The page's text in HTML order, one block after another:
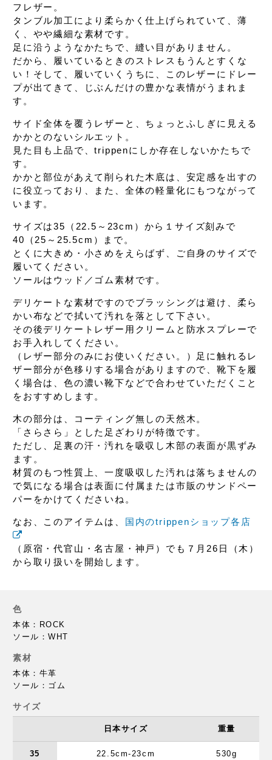
フレザー。
タンブル加工により柔らかく仕上げられていて、 薄
く、やや繊細な素材です。
足に沿うようなかたちで、縫い目がありません。
だから、履いているときのストレスもうんとすくな
い！ そして、履いていくうちに、
このレザーにドレー
プが出てきて、
じぶんだけの豊かな表情がうまれま
す。
サイド全体を覆うレザーと、 ちょっとふしぎに見える
かかとのないシルエット。
見た目も上品で、trippenにしか存在しないかたちで
す。
かかと部位があえて削られた木底は、 安定感を出すの
に役立っており、
また、全体の軽量化にもつながって
います。
サイズは35（22.5～23cm）から １サイズ刻みで
40（25～25.5cm）まで。
とくに大きめ・小さめをえらばず、
ご自身のサイズで
履いてください。
ソールはウッド／ゴム素材です。
デリケートな素材ですのでブラッシングは避け、 柔ら
かい布などで拭いて汚れを落として下さい。
その後デリケートレザー用クリームと 防水スプレーで
お手入れしてください。
（レザー部分のみにお使いください。） 足に触れるレ
ザー部分が色移りする場合がありますので、 靴下を履
く場合は、色の濃い靴下などで合わせていただくこと
をおすすめします。
木の部分は、コーティング無しの天然木。
「さらさら」とした足ざわりが特徴です。
ただし、足裏の汗・汚れを吸収し 木部の表面が黒ずみ
ます。
材質のもつ性質上、一度吸収した汚れは落ちませんの
で気になる場合は表面に 付属または市販のサンドペー
パーをかけてくださいね。
なお、このアイテムは、 国内のtrippenショップ各店
（原宿・代官山・名古屋・神戸）でも ７月26日（木）
から取り扱いを開始します。
色
本体：ROCK
ソール：WHT
素材
本体：牛革
ソール：ゴム
サイズ
日本サイズ 重量
35 22.5cm-23cm 530g